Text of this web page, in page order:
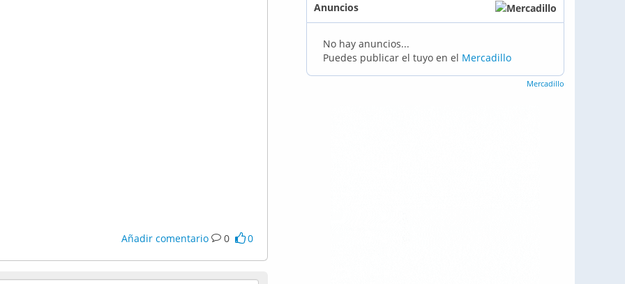
Añadir comentario 0 0
Anuncios
No hay anuncios...
Puedes publicar el tuyo en el Mercadillo
Mercadillo